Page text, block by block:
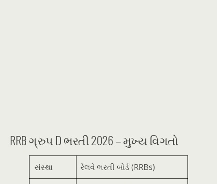
RRB ગ્રુપ D ભરતી 2026 – મુખ્ય વિગતો
સંસ્થા રેલવે ભરતી બોર્ડ (RRBs)